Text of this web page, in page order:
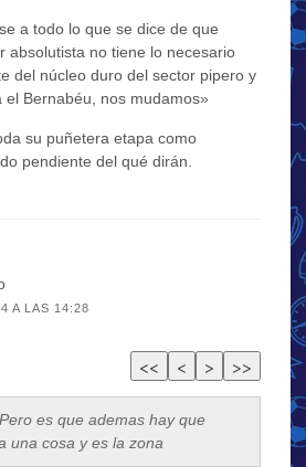
a todo lo que se dice de que
absolutista no tiene lo necesario
del núcleo duro del sector pipero y
el Bernabéu, nos mudamos»
su puñetera etapa como
pendiente del qué dirán.
A LAS 14:28
es que ademas hay que
una cosa y es la zona